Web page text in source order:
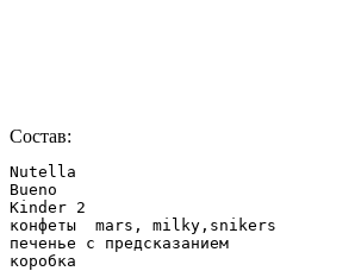
Состав:
Nutella
Bueno
Kinder 2
конфеты  mars, milky,snikers
печенье с предсказанием
коробка